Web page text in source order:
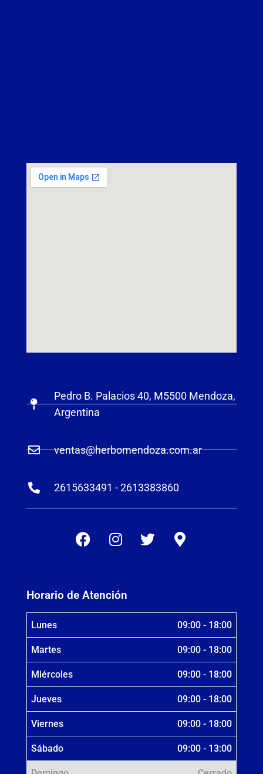
Pedro B. Palacios 40, M5500 Mendoza,
Argentina
ventas@herbomendoza.com.ar
2615633491 - 2613383860
Horario de Atención
Lunes 09:00 - 18:00
Martes 09:00 - 18:00
Miércoles 09:00 - 18:00
Jueves 09:00 - 18:00
Viernes 09:00 - 18:00
Sábado 09:00 - 13:00